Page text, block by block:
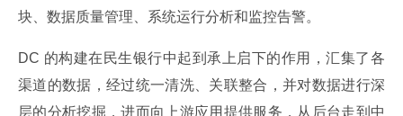
块、数据质量管理、系统运行分析和监控告警。
DC 的构建在民生银行中起到承上启下的作用，汇集了各
渠道的数据，经过统一清洗、关联整合，并对数据进行深
层的分析挖掘，进而向上游应用提供服务，从后台走到中